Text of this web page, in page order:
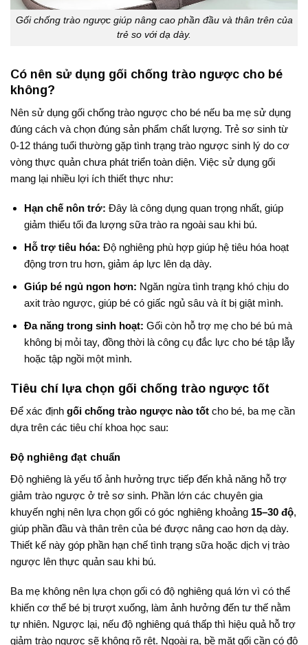
Gối chống trào ngược giúp nâng cao phần đầu và thân trên của
trẻ so với dạ dày.
Có nên sử dụng gối chống trào ngược cho bé
không?
Nên sử dụng gối chống trào ngược cho bé nếu ba mẹ sử dụng
đúng cách và chọn đúng sản phẩm chất lượng. Trẻ sơ sinh từ
0-12 tháng tuổi thường gặp tình trạng trào ngược sinh lý do cơ
vòng thực quản chưa phát triển toàn diện. Việc sử dụng gối
mang lại nhiều lợi ích thiết thực như:
Hạn chế nôn trớ: Đây là công dụng quan trọng nhất, giúp
giảm thiểu tối đa lượng sữa trào ra ngoài sau khi bú.
Hỗ trợ tiêu hóa: Độ nghiêng phù hợp giúp hệ tiêu hóa hoạt
động trơn tru hơn, giảm áp lực lên dạ dày.
Giúp bé ngủ ngon hơn: Ngăn ngừa tình trạng khó chịu do
axit trào ngược, giúp bé có giấc ngủ sâu và ít bị giật mình.
Đa năng trong sinh hoạt: Gối còn hỗ trợ mẹ cho bé bú mà
không bị mỏi tay, đồng thời là công cụ đắc lực cho bé tập lẫy
hoặc tập ngồi một mình.
Tiêu chí lựa chọn gối chống trào ngược tốt
Để xác định gối chống trào ngược nào tốt cho bé, ba mẹ cần
dựa trên các tiêu chí khoa học sau:
Độ nghiêng đạt chuẩn
Độ nghiêng là yếu tố ảnh hưởng trực tiếp đến khả năng hỗ trợ
giảm trào ngược ở trẻ sơ sinh. Phần lớn các chuyên gia
khuyến nghị nên lựa chọn gối có góc nghiêng khoảng 15–30 độ,
giúp phần đầu và thân trên của bé được nâng cao hơn dạ dày.
Thiết kế này góp phần hạn chế tình trạng sữa hoặc dịch vị trào
ngược lên thực quản sau khi bú.
Ba mẹ không nên lựa chọn gối có độ nghiêng quá lớn vì có thể
khiến cơ thể bé bị trượt xuống, làm ảnh hưởng đến tư thế nằm
tự nhiên. Ngược lại, nếu độ nghiêng quá thấp thì hiệu quả hỗ trợ
giảm trào ngược sẽ không rõ rệt. Ngoài ra, bề mặt gối cần có độ